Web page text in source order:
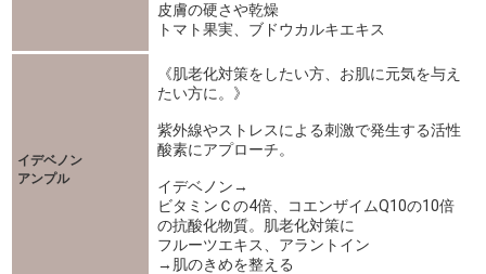
皮膚の硬さや乾燥
トマト果実、ブドウカルキエキス
イデベノン
アンプル
《肌老化対策をしたい方、お肌に元気を与え
たい方に。》
紫外線やストレスによる刺激で発生する活性
酸素にアプローチ。
イデベノン→
ビタミンＣの4倍、コエンザイムQ10の10倍
の抗酸化物質。肌老化対策に
フルーツエキス、アラントイン
→肌のきめを整える